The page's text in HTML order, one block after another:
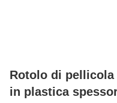
Rotolo di
in plastica